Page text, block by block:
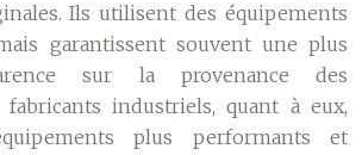
Ils utilisent des équipements
garantissent souvent une plus
sur la provenance des
industriels, quant à eux,
plus performants et